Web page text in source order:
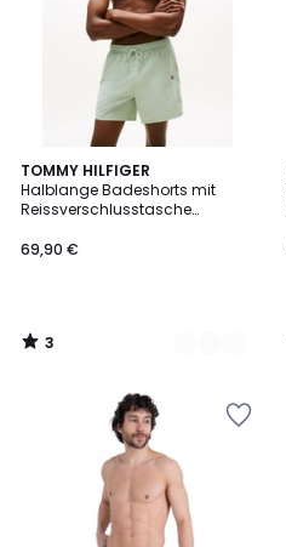
TOMMY HILFIGER
Halblange Badeshorts mit
Reissverschlusstasche
69,90 €
3
/
5
7
Farben
3
/